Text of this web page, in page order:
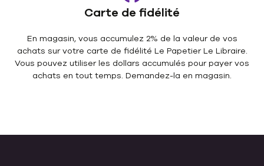
Carte de fidélité
En magasin, vous accumulez 2% de la valeur de vos
achats sur votre carte de fidélité Le Papetier Le Libraire.
Vous pouvez utiliser les dollars accumulés pour payer vos
achats en tout temps. Demandez-la en magasin.